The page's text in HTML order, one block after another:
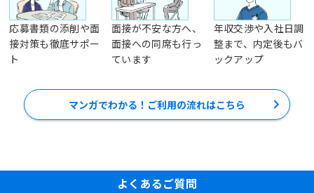
応募書類の添削や面
接対策も徹底サポー
ト
面接が不安な方へ、
面接への同席も行っ
ています
年収交渉や入社日調
整まで、内定後もバ
ックアップ
マンガでわかる！ご利用の流れはこちら
よくあるご質問